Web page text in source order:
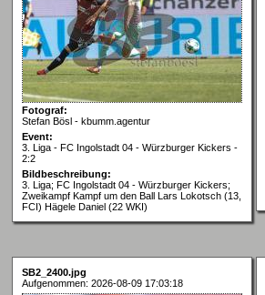
Fotograf:
Stefan Bösl - kbumm.agentur
Event:
3. Liga - FC Ingolstadt 04 - Würzburger Kickers -
2:2
Bildbeschreibung:
3. Liga; FC Ingolstadt 04 - Würzburger Kickers;
Zweikampf Kampf um den Ball Lars Lokotsch (13,
FCI) Hägele Daniel (22 WKI)
SB2_2400.jpg
Aufgenommen: 2026-08-09 17:03:18